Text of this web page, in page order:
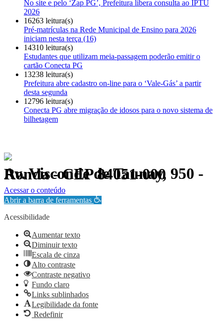
No site e pelo ‘Zap PG’, Prefeitura libera consulta ao IPTU
2026
16263 leitura(s)
Pré-matrículas na Rede Municipal de Ensino para 2026
iniciam nesta terça (16)
14310 leitura(s)
Estudantes que utilizam meia-passagem poderão emitir o
cartão Conecta PG
13238 leitura(s)
Prefeitura abre cadastro on-line para o ‘Vale-Gás’ a partir
desta segunda
12796 leitura(s)
Conecta PG abre migração de idosos para o novo sistema de
bilhetagem
Av. Visconde de Taunay, 950 - Ronda - CEP 84051-000
Política de Privacidade.
Acessar o conteúdo
Abrir a barra de ferramentas
Acessibilidade
Aumentar texto
Diminuir texto
Escala de cinza
Alto contraste
Contraste negativo
Fundo claro
Links sublinhados
Legibilidade da fonte
Redefinir